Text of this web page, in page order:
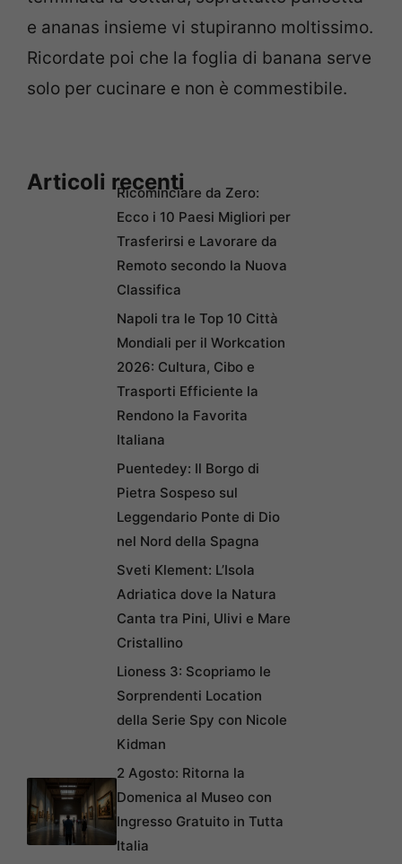
e ananas insieme vi stupiranno moltissimo.
Ricordate poi che la foglia di banana serve
solo per cucinare e non è commestibile.
Articoli recentiRicominciare da Zero:
Ecco i 10 Paesi Migliori per
Trasferirsi e Lavorare da
Remoto secondo la Nuova
Classifica
Napoli tra le Top 10 Città
Mondiali per il Workcation
2026: Cultura, Cibo e
Trasporti Efficiente la
Rendono la Favorita
Italiana
Puentedey: Il Borgo di
Pietra Sospeso sul
Leggendario Ponte di Dio
nel Nord della Spagna
Sveti Klement: L’Isola
Adriatica dove la Natura
Canta tra Pini, Ulivi e Mare
Cristallino
Lioness 3: Scopriamo le
Sorprendenti Location
della Serie Spy con Nicole
Kidman
2 Agosto: Ritorna la
Domenica al Museo con
Ingresso Gratuito in Tutta
Italia